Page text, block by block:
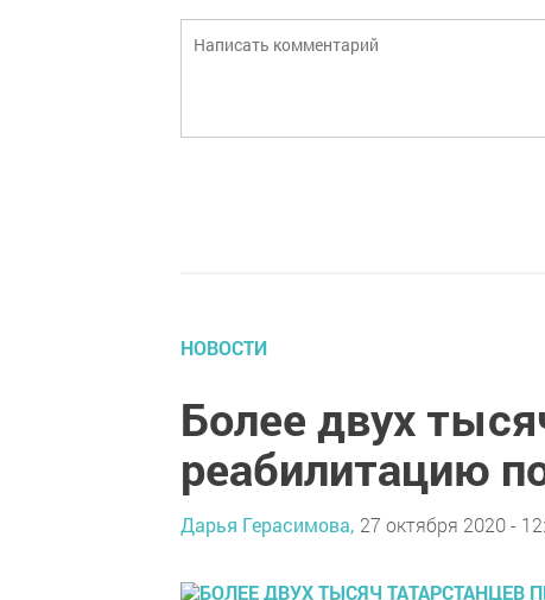
НОВОСТИ
Более двух
реабилитацию
Дарья Герасимова, 27 октября 2020 -